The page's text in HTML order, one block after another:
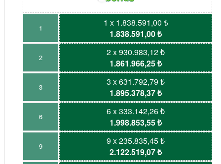
1
1 x 1.838.591,00 ₺
1.838.591,00 ₺
2
2 x 930.983,12 ₺
1.861.966,25 ₺
3
3 x 631.792,79 ₺
1.895.378,37 ₺
6
6 x 333.142,26 ₺
1.998.853,55 ₺
9
9 x 235.835,45 ₺
2.122.519,07 ₺